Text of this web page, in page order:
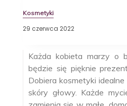
Kosmetyki
29 czerwca 2022
Każda kobieta marzy o
będzie się pięknie
Dobiera kosmetyki
skóry głowy. Każde